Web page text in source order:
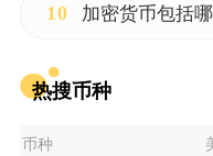
10 加密货币包括
热搜币种
币种